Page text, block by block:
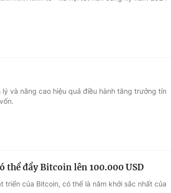
sống
Học trực tuyến
và nâng cao hiệu quả điều hành tăng trưởng tín
đẩy Bitcoin lên 100.000 USD
của Bitcoin, có thể là năm khởi sắc nhất của